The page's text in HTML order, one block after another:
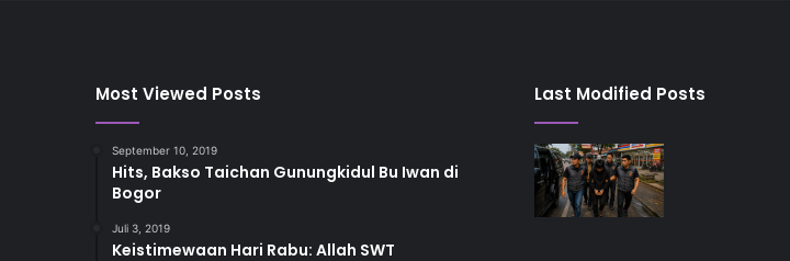
Most Viewed Posts
September 10, 2019
Hits, Bakso Taichan Gunungkidul Bu Iwan di
Bogor
Juli 3, 2019
Keistimewaan Hari Rabu: Allah SWT
Last Modified Posts